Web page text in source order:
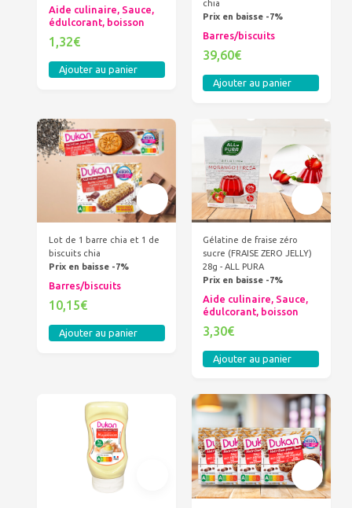
Aide culinaire, Sauce,
édulcorant, boisson
1,32€
Ajouter au panier
chia
Prix en baisse -7%
Barres/biscuits
39,60€
Ajouter au panier
Lot de 1 barre chia et 1 de
biscuits chia
Prix en baisse -7%
Barres/biscuits
10,15€
Ajouter au panier
Gélatine de fraise zéro
sucre (FRAISE ZERO JELLY)
28g - ALL PURA
Prix en baisse -7%
Aide culinaire, Sauce,
édulcorant, boisson
3,30€
Ajouter au panier